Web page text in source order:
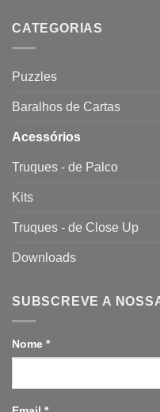
CATEGORIAS
Puzzles
Baralhos de Cartas
Acessórios
Truques - de Palco
Kits
Truques - de Close Up
Downloads
SUBSCREVE A
Nome *